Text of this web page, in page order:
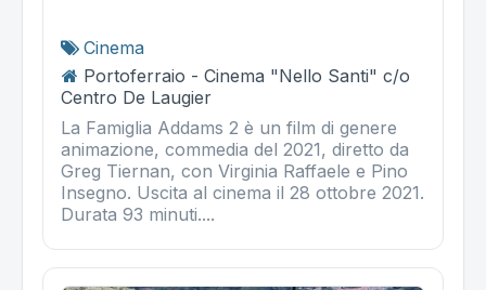
Cinema
Portoferraio - Cinema "Nello Santi" c/o
Centro De Laugier
La Famiglia Addams 2 è un film di genere
animazione, commedia del 2021, diretto da
Greg Tiernan, con Virginia Raffaele e Pino
Insegno. Uscita al cinema il 28 ottobre 2021.
Durata 93 minuti....